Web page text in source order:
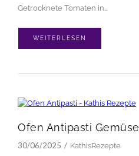
Getrocknete Tomaten in…
WEITERLESEN
Ofen Antipasti Gemüse
30/06/2025 KathisRezepte